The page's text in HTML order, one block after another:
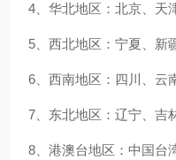
4、华北地区：北京、天
5、西北地区：宁夏、新
6、西南地区：四川、云
7、东北地区：辽宁、吉
8、港澳台地区：中国台